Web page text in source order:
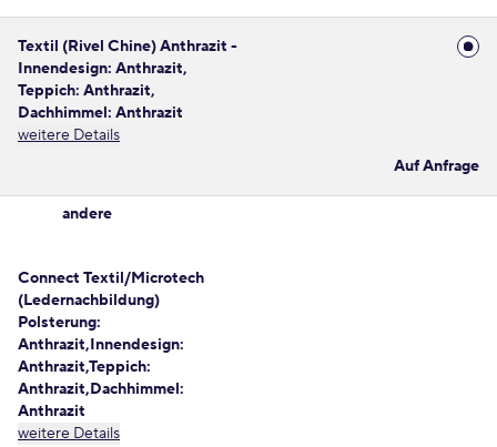
Textil (Rivel Chine) Anthrazit -
Innendesign: Anthrazit,
Teppich: Anthrazit,
Dachhimmel: Anthrazit
weitere Details
Auf Anfrage
andere
Connect Textil/Microtech
(Ledernachbildung)
Polsterung:
Anthrazit,Innendesign:
Anthrazit,Teppich:
Anthrazit,Dachhimmel:
Anthrazit
weitere Details